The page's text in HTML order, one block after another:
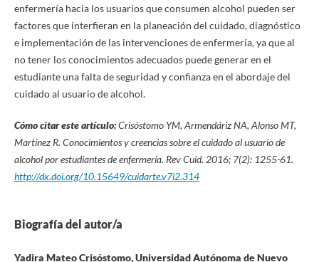
enfermería hacia los usuarios que consumen alcohol pueden ser
factores que interfieran en la planeación del cuidado, diagnóstico
e implementación de las intervenciones de enfermería, ya que al
no tener los conocimientos adecuados puede generar en el
estudiante una falta de seguridad y confianza en el abordaje del
cuidado al usuario de alcohol.
Cómo citar este artículo:Crisóstomo YM, Armendáriz NA, Alonso MT,
Martínez R. Conocimientos y creencias sobre el cuidado al usuario de
alcohol por estudiantes de enfermería. Rev Cuid. 2016; 7(2): 1255-61.
http://dx.doi.org/10.15649/cuidarte.v7i2.314
Biografía del autor/a
Yadira Mateo Crisóstomo, Universidad Autónoma de Nuevo